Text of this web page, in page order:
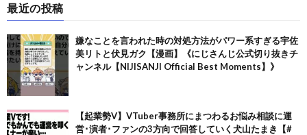
最近の投稿
嫌なことを言われた時の対処方法がパワー系すぎる宇佐
美リトと伏見ガク【漫画】《にじさんじ公式切り抜きチ
ャンネル【NIJISANJI Official Best Moments】》
【起業勢V】VTuber事務所にまつわるお悩み相談に運
営･演者･ファンの3方向で回答していく犬山たまき【#